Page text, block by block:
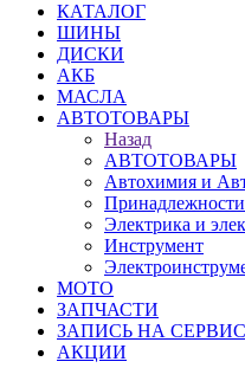
КАТАЛОГ
ШИНЫ
ДИСКИ
АКБ
МАСЛА
АВТОТОВАРЫ
Назад
АВТОТОВАРЫ
Автохимия и
Электрика и
Инструмент
МОТО
ЗАПЧАСТИ
ЗАПИСЬ НА СЕРВИС
АКЦИИ